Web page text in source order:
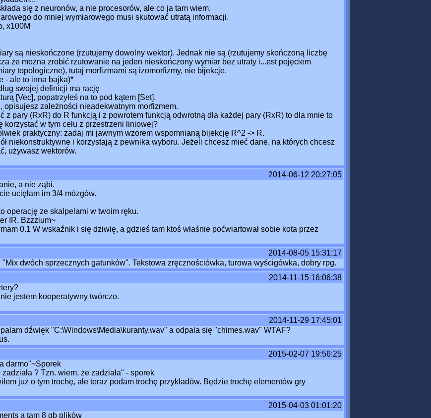
się z neuronów, a nie procesorów, ale co ja tam wiem.
do mniej wymiarowego musi skutować utratą informacji.
x100M
są nieskończone (rzutujemy dowolny wektor). Jednak nie są (rzutujemy skończoną liczbę
że można zrobić rzutowanie na jeden nieskończony wymiar bez utraty i...est pojęciem
topologiczne), tutaj morfizmami są izomorfizmy, nie bijekcje.
- ale to inna bajka)*
swojej definicji ma rację
[Vec], popatrzyłeś na to pod kątem [Set].
opisujesz zależności nieadekwatnym morfizmem.
z pary (RxR) do R funkcją i z powrotem funkcją odwrotną dla każdej pary (RxR) to dla mnie to
korzystać w tym celu z przestrzeni liniowej?
praktyczny: zadaj mi jawnym wzorem wspomnianą bijekcję R^2 -> R.
niekonstruktywne i korzystają z pewnika wyboru. Jeżeli chcesz mieć dane, na których chcesz
używasz wektorów.
2014-06-12 20:27:05
a nie ząbi.
ucięłam im 3/4 mózgów.
operację ze skalpelami w twoim ręku.
IR. Bzzzium~
0.1 W wskaźnik i się dziwię, a gdzieś tam ktoś właśnie poćwiartował sobie kota przez
2014-08-05 15:31:17
"Mix dwóch sprzecznych gatunków". Tekstowa zręcznościówka, turowa wyścigówka, dobry rpg.
2014-11-15 16:06:38
jestem kooperatywny twórczo.
2014-11-29 17:45:01
dźwięk "C:\Windows\Media\kuranty.wav" a odpala się "chimes.wav" WTAF?
2015-02-07 19:56:25
darmo"~Sporek
? Tzn. wiem, że zadziała" - sporek
już o tym trochę, ale teraz podam trochę przykładów. Będzie trochę elementów gry
2015-04-03 01:01:20
a tam 8 gb plików